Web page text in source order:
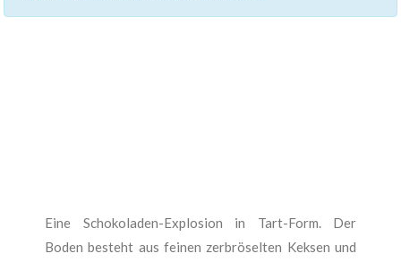
Eine Schokoladen-Explosion in Tart-Form. Der
Boden besteht aus feinen zerbröselten Keksen und